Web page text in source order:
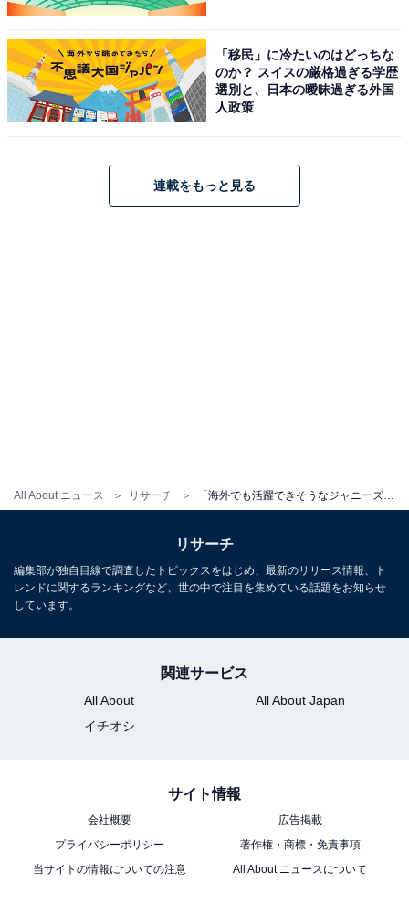
All About ニュース リサーチ 「海外でも活躍できそうなジャニーズグループ」ランキング！ 3位「King & Prince」、2位「嵐」、1位は？
「移民」に冷たいのはどっちな
のか？ スイスの厳格過ぎる学歴
選別と、日本の曖昧過ぎる外国
人政策
連載をもっと見る
リサーチ
編集部が独自目線で調査したトピックスをはじめ、最新のリリース情報、ト
レンドに関するランキングなど、世の中で注目を集めている話題をお知らせ
しています。
関連サービス
All About
All About Japan
イチオシ
サイト情報
会社概要
広告掲載
プライバシーポリシー
著作権・商標・免責事項
当サイトの情報についての注意
All About ニュースについて